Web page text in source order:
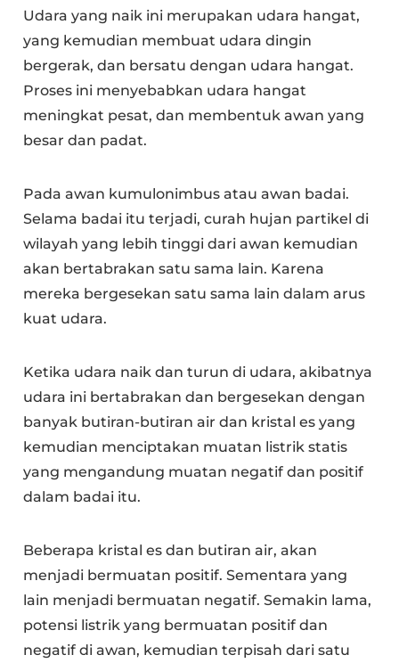
Udara yang naik ini merupakan udara hangat,
yang kemudian membuat udara dingin
bergerak, dan bersatu dengan udara hangat.
Proses ini menyebabkan udara hangat
meningkat pesat, dan membentuk awan yang
besar dan padat.
Pada awan kumulonimbus atau awan badai.
Selama badai itu terjadi, curah hujan partikel di
wilayah yang lebih tinggi dari awan kemudian
akan bertabrakan satu sama lain. Karena
mereka bergesekan satu sama lain dalam arus
kuat udara.
Ketika udara naik dan turun di udara, akibatnya
udara ini bertabrakan dan bergesekan dengan
banyak butiran-butiran air dan kristal es yang
kemudian menciptakan muatan listrik statis
yang mengandung muatan negatif dan positif
dalam badai itu.
Beberapa kristal es dan butiran air, akan
menjadi bermuatan positif. Sementara yang
lain menjadi bermuatan negatif. Semakin lama,
potensi listrik yang bermuatan positif dan
negatif di awan, kemudian terpisah dari satu